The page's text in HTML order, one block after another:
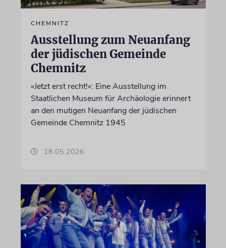
CHEMNITZ
Ausstellung zum Neuanfang
der jüdischen Gemeinde
Chemnitz
»Jetzt erst recht!«: Eine Ausstellung im
Staatlichen Museum für Archäologie erinnert
an den mutigen Neuanfang der jüdischen
Gemeinde Chemnitz 1945
18.05.2026